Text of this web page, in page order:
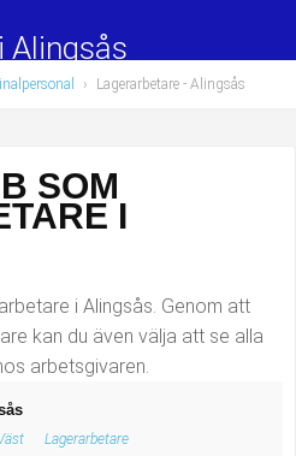
Yrkesområden
juridik
Populära jobb
och äldreboende
Alingsås
› Lagerarbetare - Alingsås
SOM
I
i Alingsås. Genom att
kan du även välja att se alla
arbetsgivaren.
Lagerarbetare